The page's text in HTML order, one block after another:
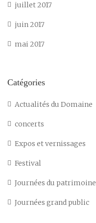
juillet 2017
juin 2017
mai 2017
Catégories
Actualités du Domaine
concerts
Expos et vernissages
Festival
Journées du patrimoine
Journées grand public